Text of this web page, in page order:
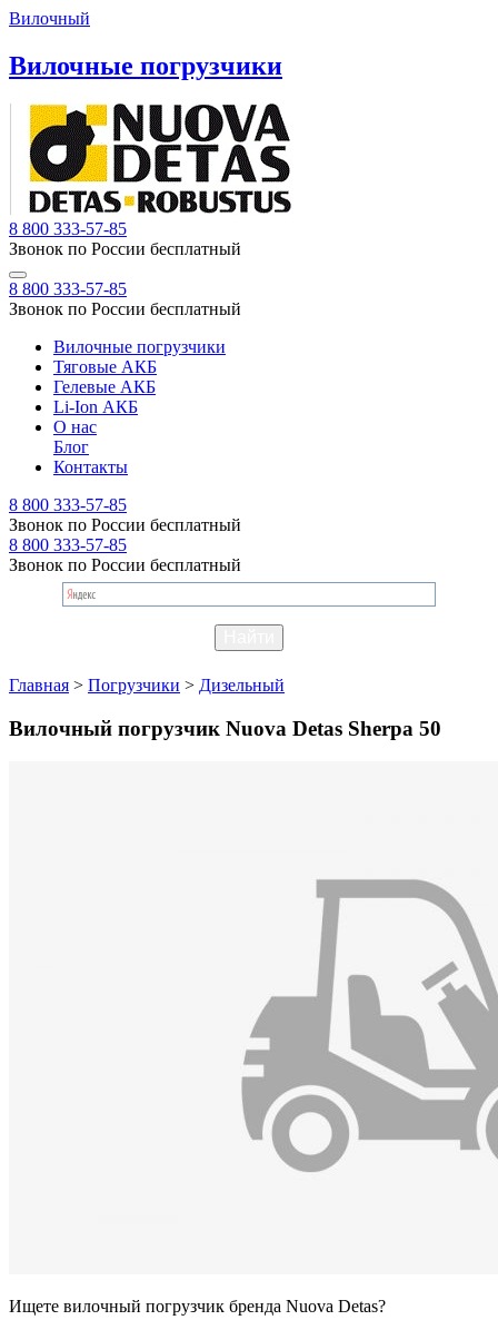
Вилочный
Вилочные погрузчики
8 800 333-57-85
Звонок по России бесплатный
8 800 333-57-85
Звонок по России бесплатный
Вилочные погрузчики
Тяговые АКБ
Гелевые АКБ
Li-Ion АКБ
О нас
Блог
Контакты
8 800 333-57-85
Звонок по России бесплатный
8 800 333-57-85
Звонок по России бесплатный
Главная > Погрузчики > Дизельный
Вилочный погрузчик Nuova Detas Sherpa 50
Ищете вилочный погрузчик бренда Nuova Detas?